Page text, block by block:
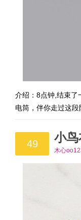
介绍：8点钟,结束了
电筒，伴你走过这
49 小
木心